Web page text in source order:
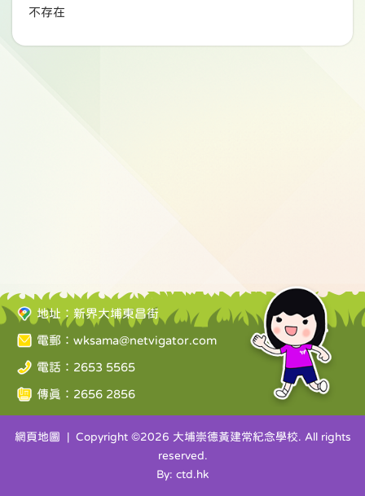
不存在
地址：新界大埔東昌街
電郵： wksama@netvigator.com
電話：2653 5565
傳真：2656 2856
網頁地圖 | Copyright ©2026 大埔崇德黃建常紀念學校. All rights
reserved.
By: ctd.hk